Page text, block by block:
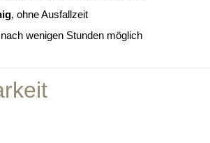
, ohne Ausfallzeit
wenigen Stunden möglich